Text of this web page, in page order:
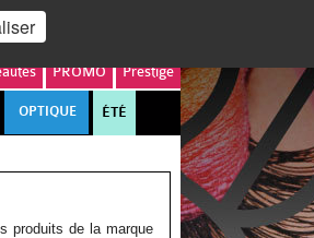
PROMO Prestige
OPTIQUE ÉTÉ
produits de la marque